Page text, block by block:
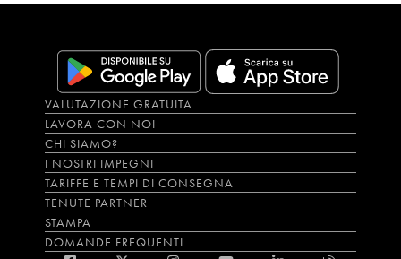
VALUTAZIONE GRATUITA
LAVORA CON NOI
CHI SIAMO?
I NOSTRI IMPEGNI
TARIFFE E TEMPI DI CONSEGNA
TENUTE PARTNER
STAMPA
DOMANDE FREQUENTI